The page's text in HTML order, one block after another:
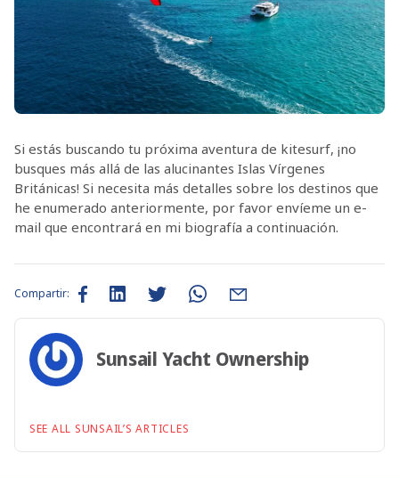
Si estás buscando tu próxima aventura de kitesurf, ¡no
busques más allá de las alucinantes Islas Vírgenes
Británicas! Si necesita más detalles sobre los destinos que
he enumerado anteriormente, por favor envíeme un e-
mail que encontrará en mi biografía a continuación.
Compartir:
Sunsail Yacht Ownership
SEE ALL SUNSAIL’S ARTICLES